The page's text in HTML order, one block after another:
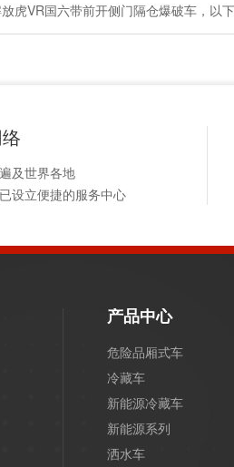
虎VR国六带前开侧门隔仓爆破车，以
及世界各地
设立便捷的服务中心
产品中心
危险品厢式车
冷藏车
新能源冷藏车
新能源系列
洒水车